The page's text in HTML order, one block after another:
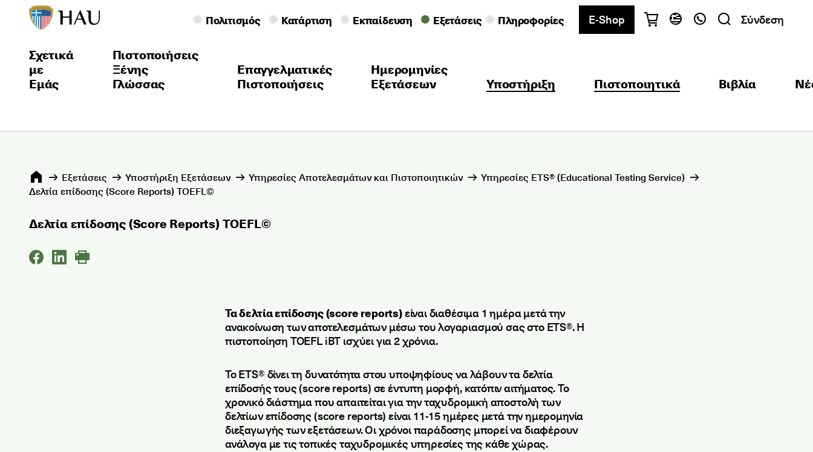
Πολιτισμός Κατάρτιση Εκπαίδευση Εξετάσεις Πληροφορίες
E-Shop
English
Βρείτε το τμήμα που σας ενδιαφέρει
Σύνδεση
Σχετικά
με
Εμάς
Πιστοποιήσεις
Ξένης
Γλώσσας
Επαγγελματικές
Πιστοποιήσεις
Ημερομηνίες
Εξετάσεων
Υποστήριξη Πιστοποιητικά Βιβλία
Εξετάσεις Υποστήριξη Εξετάσεων Υπηρεσίες Αποτελεσμάτων και Πιστοποιητικών
Υπηρεσίες ETS® (Educational Testing Service)
Δελτία επίδοσης (Score Reports) TOEFL©
Δελτία επίδοσης (Score Reports) TOEFL©
Τα δελτία επίδοσης (score reports)είναι διαθέσιμα 1 ημέρα μετά την
ανακοίνωση των αποτελεσμάτων μέσω του λογαριασμού σας στο ETS®. Η
πιστοποίηση TOEFL iΒΤ ισχύει για 2 χρόνια.
Το ETS® δίνει τη δυνατότητα στου υποψηφίους να λάβουν τα δελτία
επίδοσής τους (score reports) σε έντυπη μορφή, κατόπιν αιτήματος. Το
χρονικό διάστημα που απαιτείται για την ταχυδρομική αποστολή των
δελτίων επίδοσης (score reports) είναι 11-15 ημέρες μετά την ημερομηνία
διεξαγωγής των εξετάσεων. Οι χρόνοι παράδοσης μπορεί να διαφέρουν
ανάλογα με τις τοπικές ταχυδρομικές υπηρεσίες της κάθε χώρας.